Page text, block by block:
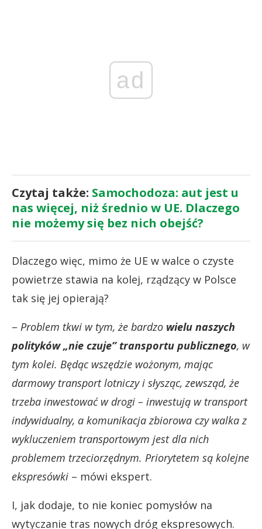
ad
Czytaj także: Samochodoza: aut jest u
nas więcej, niż średnio w UE. Dlaczego
nie możemy się bez nich obejść?
Dlaczego więc, mimo że UE w walce o czyste
powietrze stawia na kolej, rządzący w Polsce
tak się jej opierają?
– Problem tkwi w tym, że bardzo wielu naszych
polityków „nie czuje” transportu publicznego, w
tym kolei. Będąc wszędzie wożonym, mając
darmowy transport lotniczy i słysząc, zewsząd, że
trzeba inwestować w drogi – inwestują w transport
indywidualny, a komunikacja zbiorowa czy walka z
wykluczeniem transportowym jest dla nich
problemem trzeciorzędnym. Priorytetem są kolejne
ekspresówki – mówi ekspert.
I, jak dodaje, to nie koniec pomysłów na
wytyczanie tras nowych dróg ekspresowych.